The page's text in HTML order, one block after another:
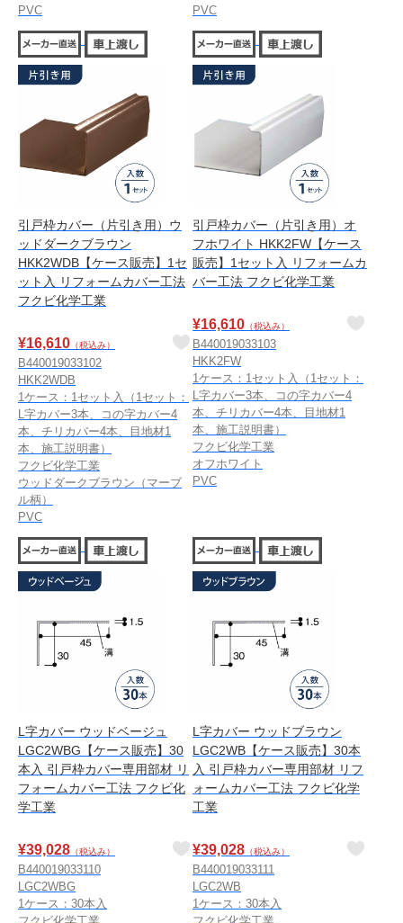
PVC PVC
引戸枠カバー（片引き用）ウ
ッドダークブラウン
HKK2WDB【ケース販売】1セ
ット入 リフォームカバー工法
フクビ化学工業
¥16,610 （税込み）
B440019033102
HKK2WDB
1ケース：1セット入（1セット：
L字カバー3本、コの字カバー4
本、チリカバー4本、目地材1
本、施工説明書）
フクビ化学工業
ウッドダークブラウン（マーブ
ル柄）
PVC
引戸枠カバー（片引き用）オ
フホワイト HKK2FW【ケース
販売】1セット入 リフォームカ
バー工法 フクビ化学工業
¥16,610 （税込み）
B440019033103
HKK2FW
1ケース：1セット入（1セット：
L字カバー3本、コの字カバー4
本、チリカバー4本、目地材1
本、施工説明書）
フクビ化学工業
オフホワイト
PVC
L字カバー ウッドベージュ
LGC2WBG【ケース販売】30
本入 引戸枠カバー専用部材 リ
フォームカバー工法 フクビ化
学工業
¥39,028 （税込み）
B440019033110
LGC2WBG
1ケース：30本入
L字カバー ウッドブラウン
LGC2WB【ケース販売】30本
入 引戸枠カバー専用部材 リフ
ォームカバー工法 フクビ化学
工業
¥39,028 （税込み）
B440019033111
LGC2WB
1ケース：30本入